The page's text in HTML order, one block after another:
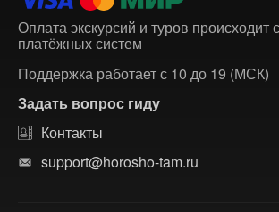
Оплата экскурсий и туров
платёжных систем
Поддержка работает с 10 до 19 (МСК)
Задать вопрос гиду
Контакты
support@horosho-tam.ru